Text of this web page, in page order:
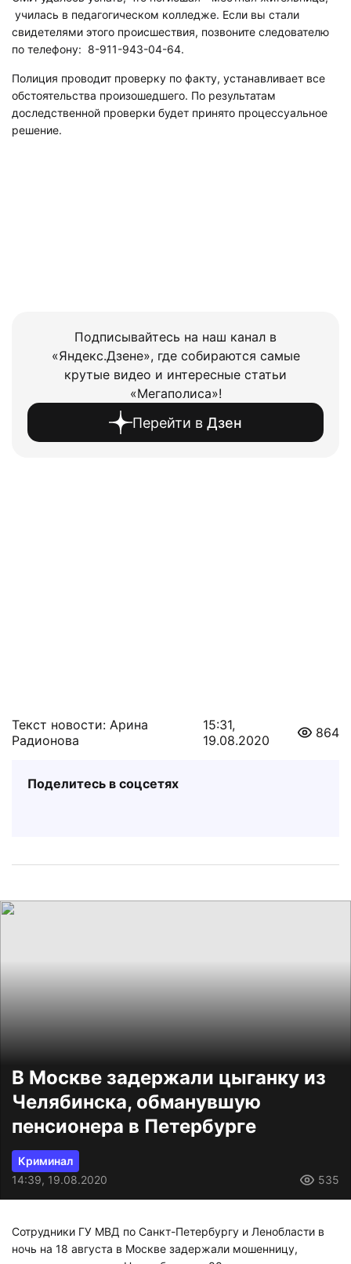
училась в педагогическом колледже. Если вы стали
свидетелями этого происшествия, позвоните следователю
по телефону: 8-911-943-04-64.
Полиция проводит проверку по факту, устанавливает все
обстоятельства произошедшего. По результатам
доследственной проверки будет принято процессуальное
решение.
Подписывайтесь на наш канал в
«Яндекс.Дзене», где собираются самые
крутые видео и интересные статьи
«Мегаполиса»!
Перейти в Дзен
Текст новости: Арина
Радионова
15:31,
19.08.2020
864
Поделитесь в соцсетях
В Москве задержали цыганку из
Челябинска, обманувшую
пенсионера в Петербурге
Криминал
14:39, 19.08.2020
535
Сотрудники ГУ МВД по Санкт-Петербургу и Ленобласти в
ночь на 18 августа в Москве задержали мошенницу,